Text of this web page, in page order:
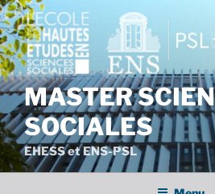
Aller
au
contenu
principal
MASTER
SOCIALES
EHESS et ENS-PSL